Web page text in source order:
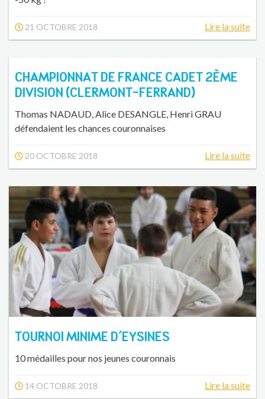
21 OCTOBRE 2018 Lire la suite
CHAMPIONNAT DE FRANCE CADET 2ÈME
DIVISION (CLERMONT-FERRAND)
Thomas NADAUD, Alice DESANGLE, Henri GRAU
défendaient les chances couronnaises
20 OCTOBRE 2018 Lire la suite
TOURNOI MINIME D'EYSINES
10 médailles pour nos jeunes couronnais
14 OCTOBRE 2018 Lire la suite